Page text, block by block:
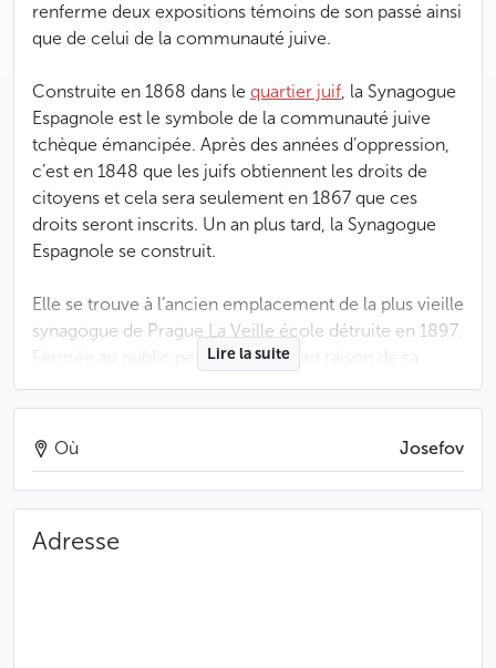
renferme deux expositions témoins de son passé ainsi
que de celui de la communauté juive.
Construite en 1868 dans le quartier juif, la Synagogue
Espagnole est le symbole de la communauté juive
tchèque émancipée. Après des années d’oppression,
c’est en 1848 que les juifs obtiennent les droits de
citoyens et cela sera seulement en 1867 que ces
droits seront inscrits. Un an plus tard, la Synagogue
Espagnole se construit.
Elle se trouve à l’ancien emplacement de la plus vieille
synagogue de Prague La Veille école détruite en 1897.
Fermée au public pendant 20 ans en raison de sa
reconstruction, elle a rouvert ses portes en 1998 pour
son 130ème anniversaire.
Œuvre des architectes Vojtěch Ignác Ullman et Josef
Niklas, la synagogue est constituée d’une pièce
centrale de forme carrée surmontée d’une coupole.
De trois côtés, des galeries s’ouvrent sur la nef
Lire la suite
Où Josefov
Adresse